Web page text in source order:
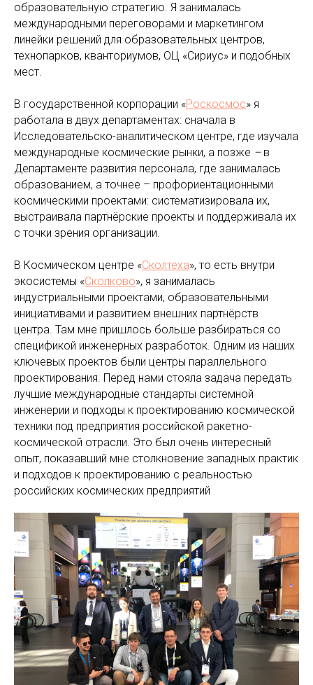
образовательную стратегию. Я занималась
международными переговорами и маркетингом
линейки решений для образовательных центров,
технопарков, кванториумов, ОЦ «Сириус» и подобных
мест.
В государственной корпорации «Роскосмос» я
работала в двух департаментах: сначала в
Исследовательско-аналитическом центре, где изучала
международные космические рынки, а позже –в
Департаменте развития персонала, где занималась
образованием, а точнее – профориентационными
космическими проектами: систематизировала их,
выстраивала партнёрские проекты и поддерживала их
с точки зрения организации.
В Космическом центре «Сколтеха», то есть внутри
экосистемы «Сколково», я занималась
индустриальными проектами, образовательными
инициативами и развитием внешних партнёрств
центра. Там мне пришлось больше разбираться со
спецификой инженерных разработок. Одним из наших
ключевых проектов были центры параллельного
проектирования. Перед нами стояла задача передать
лучшие международные стандарты системной
инженерии и подходы к проектированию космической
техники под предприятия российской ракетно-
космической отрасли. Это был очень интересный
опыт, показавший мне столкновение западных практик
и подходов к проектированию с реальностью
российских космических предприятий